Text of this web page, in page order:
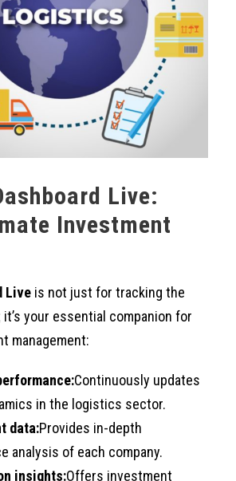
Live:
Investment
Live is not just for tracking the
your essential companion for
management:
Continuously updates
in the logistics sector.
data:Provides in-depth
analysis of each company.
insights:Offers investment